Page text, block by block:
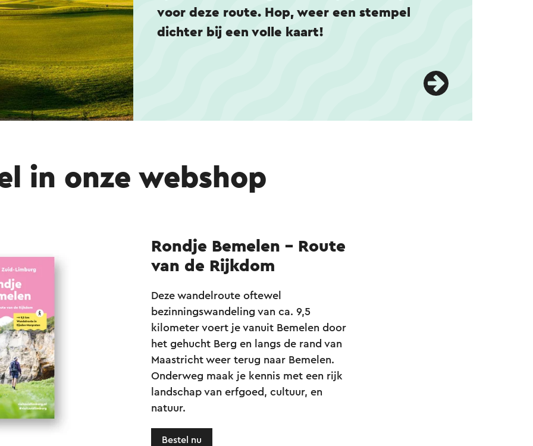
voor deze route. Hop, weer een stempel
dichter bij een volle kaart!
in onze webshop
Rondje Bemelen - Route
van de Rijkdom
Deze wandelroute oftewel
bezinningswandeling van ca. 9,5
kilometer voert je vanuit Bemelen door
het gehucht Berg en langs de rand van
Maastricht weer terug naar Bemelen.
Onderweg maak je kennis met een rijk
landschap van erfgoed, cultuur, en
natuur.
Bestel nu